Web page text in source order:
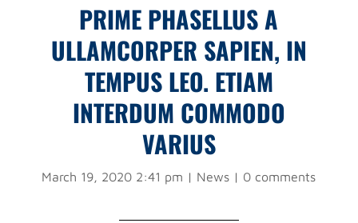
PRIME PHASELLUS A
ULLAMCORPER SAPIEN, IN
TEMPUS LEO. ETIAM
INTERDUM COMMODO
VARIUS
March 19, 2020 2:41 pm | News | 0 comments